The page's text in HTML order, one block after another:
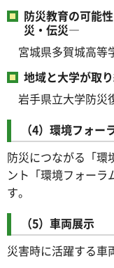
防災教育の可能
災・伝災―
宮城県多賀城高等
地域と大学が取
岩手県立大学防災
（4）環境フォ
防災につながる「環
ント「環境フォーラ
す。
（5）車両展示
災害時に活躍する車